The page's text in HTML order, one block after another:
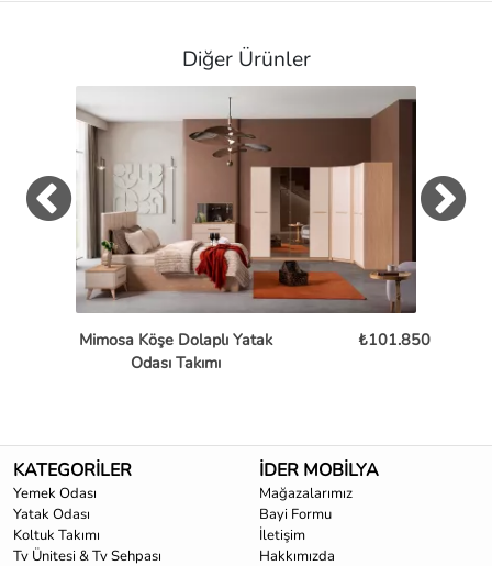
Diğer Ürünler
Mimosa Köşe Dolaplı Yatak
Odası Takımı
₺101.850
KATEGORİLER
Yemek Odası
Yatak Odası
Koltuk Takımı
Tv Ünitesi & Tv Sehpası
İDER MOBİLYA
Mağazalarımız
Bayi Formu
İletişim
Hakkımızda